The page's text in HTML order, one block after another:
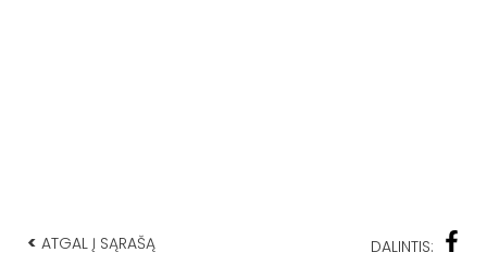
< ATGAL Į SĄRAŠĄ DALINTIS: